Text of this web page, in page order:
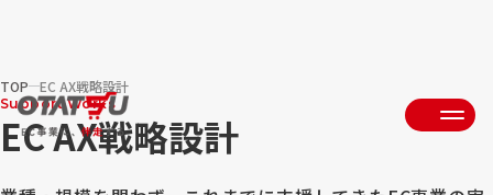
TOP EC AX戦略設計
Support Works
EC AX戦略設計